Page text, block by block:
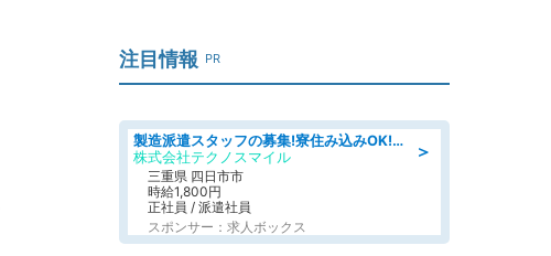
注目情報 PR
＞
製造派遣スタッフの募集!寮住み込みOK!カーエアコンの検査業務 denso aichi
株式会社テクノスマイル
三重県 四日市市
時給1,800円
正社員 / 派遣社員
スポンサー：求人ボックス